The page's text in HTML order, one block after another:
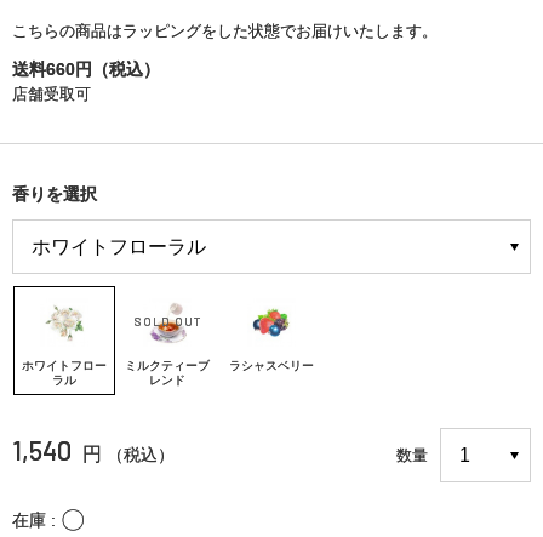
こちらの商品はラッピングをした状態でお届けいたします。
送料660円（税込）
店舗受取可
香りを選択
ホワイトフロー
ラル
ミルクティーブ
レンド
ラシャスベリー
1,540 円 （税込） 数量
在庫 〇